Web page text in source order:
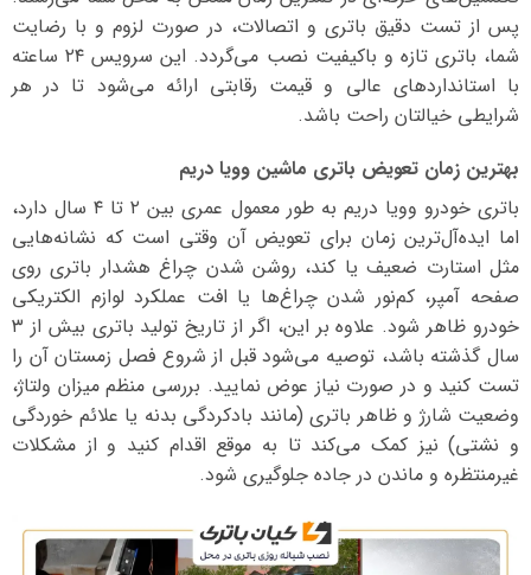
پس از تست دقیق باتری و اتصالات، در صورت لزوم و با رضایت
شما، باتری تازه و باکیفیت نصب می‌گردد. این سرویس ۲۴ ساعته
با استانداردهای عالی و قیمت رقابتی ارائه می‌شود تا در هر
شرایطی خیالتان راحت باشد.
بهترین زمان تعویض باتری ماشین وویا دریم
باتری خودرو وویا دریم به طور معمول عمری بین ۲ تا ۴ سال دارد،
اما ایده‌آل‌ترین زمان برای تعویض آن وقتی است که نشانه‌هایی
مثل استارت ضعیف یا کند، روشن شدن چراغ هشدار باتری روی
صفحه آمپر، کم‌نور شدن چراغ‌ها یا افت عملکرد لوازم الکتریکی
خودرو ظاهر شود. علاوه بر این، اگر از تاریخ تولید باتری بیش از ۳
سال گذشته باشد، توصیه می‌شود قبل از شروع فصل زمستان آن را
تست کنید و در صورت نیاز عوض نمایید. بررسی منظم میزان ولتاژ،
وضعیت شارژ و ظاهر باتری (مانند بادکردگی بدنه یا علائم خوردگی
و نشتی) نیز کمک می‌کند تا به موقع اقدام کنید و از مشکلات
غیرمنتظره و ماندن در جاده جلوگیری شود.
نمایشگر
ویدیو